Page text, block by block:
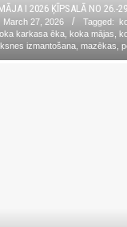
I 2026 ĶĪPSALĀ NO 26.-
March 27, 2026 Tagged:
karkasa ēka koka mājas
izmantošana, mazēkas